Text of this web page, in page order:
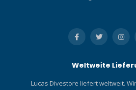
Weltweite
Lucas Divestore liefert weltweit.